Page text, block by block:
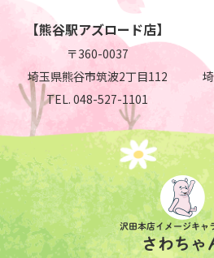
大福茶屋さわた
妻沼とさわた
会社案内
ごあいさつ
会社概要
プライバシーポリシー
特定商取引法に基づく表示
【熊谷駅アズロード店】
〒360-0037
埼玉県熊谷市筑波2丁目112
TEL.048-527-1101
沢田本店イメージキャ
さわちゃ